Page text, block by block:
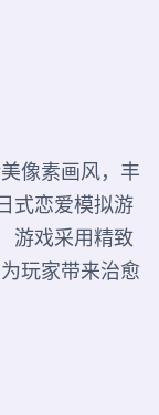
像素画风，丰
式恋爱模拟游
游戏采用精致
玩家带来治愈